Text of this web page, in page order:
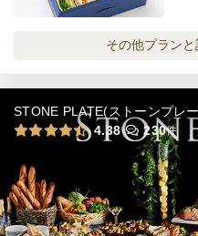
オードブル
※定休日を除く営業日換算
最低ご注文金額 15,000円
ード
〈食
プフ
オー
〈シ
その他プラン
STONE PLATE(ストーンプレ
4.38
230件